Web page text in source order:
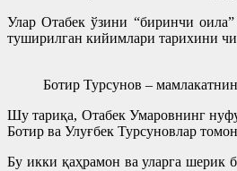
Улар Отабек ўзини “биринчи
туширилган кийимлари тарихини
Ботир Турсунов –
Шу тариқа, Отабек Умаровнинг
Ботир ва Улуғбек Турсуновлар
Бу икки қаҳрамон ва уларга шерик